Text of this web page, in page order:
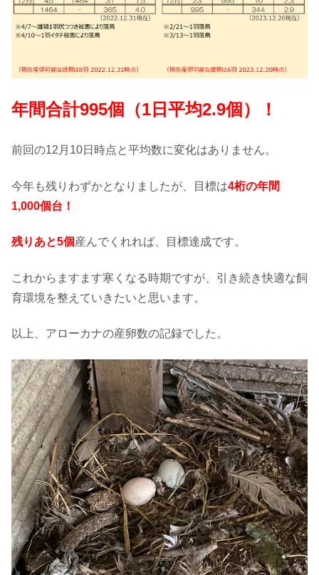
年間合計995個（1日平均2.9個）！
前回の12月10日時点と平均数に変化はありません。
今年も残りわずかとなりましたが、目標は4桁の年間
1,000個台！
残りあと5個産んでくれれば、目標達成です。
これからますます寒くなる時期ですが、引き続き快適な飼
育環境を整えていきたいと思います。
以上、アローカナの産卵数の記録でした。